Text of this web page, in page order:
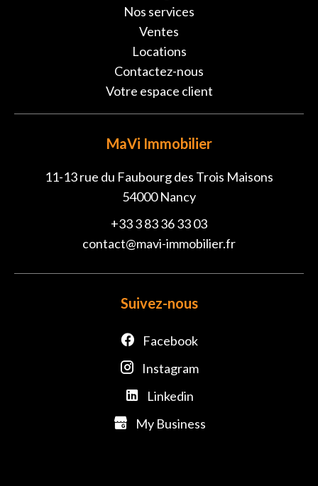
Nos services
Ventes
Locations
Contactez-nous
Votre espace client
MaVi Immobilier
11-13 rue du Faubourg des Trois Maisons
54000Nancy
+33 3 83 36 33 03
contact@mavi-immobilier.fr
Suivez-nous
Facebook
Instagram
Linkedin
My Business